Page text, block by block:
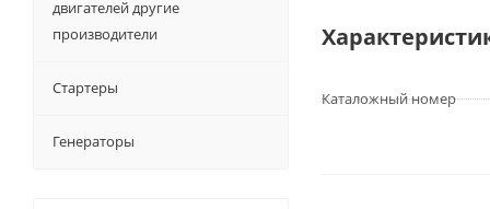
Каталожный номер
двигателей другие
производители
Стартеры
Генераторы